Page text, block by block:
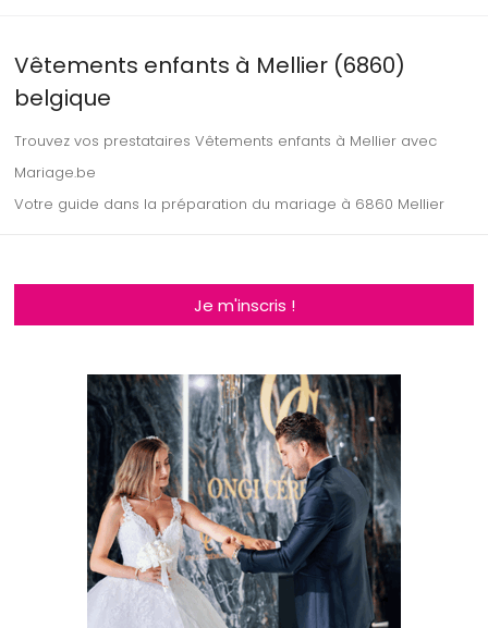
Vêtements enfants à Mellier (6860)
belgique
Trouvez vos prestataires Vêtements enfants à Mellier avec
Mariage.be
Votre guide dans la préparation du mariage à 6860 Mellier
Je m'inscris !